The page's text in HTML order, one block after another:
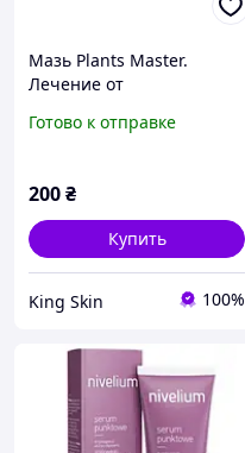
Мазь Plants Master.
Лечение от
потницы, аллергии,
Готово к отправке
200₴
Купить
King Skin 100%